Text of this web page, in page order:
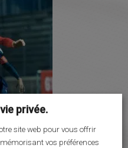
privée.
site web pour vous offrir
vos préférences